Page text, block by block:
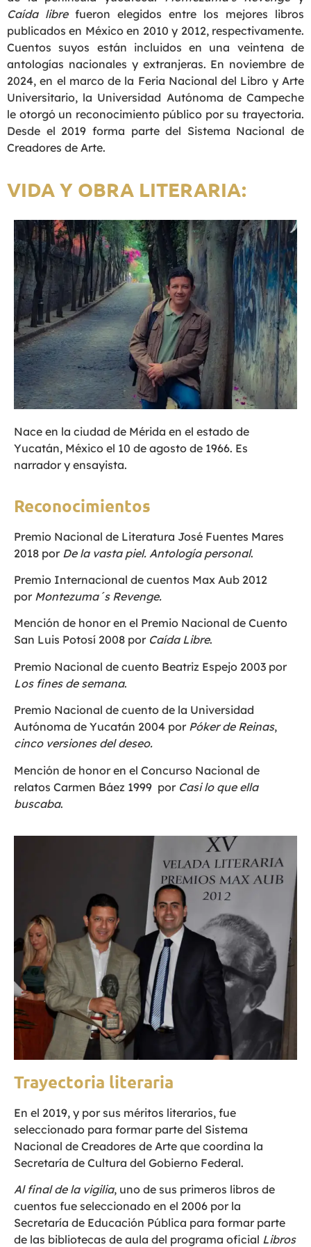
Caída librefueron elegidos entre los mejores libros
publicados en México en 2010 y 2012, respectivamente.
Cuentos suyos están incluidos en una veintena de
antologías nacionales y extranjeras. En noviembre de
2024, en el marco de la Feria Nacional del Libro y Arte
Universitario, la Universidad Autónoma de Campeche
le otorgó un reconocimiento público por su trayectoria.
Desde el 2019 forma parte del Sistema Nacional de
Creadores de Arte.
VIDA Y OBRA LITERARIA:
Nace en la ciudad de Mérida en el estado de
Yucatán, México el 10 de agosto de 1966. Es
narrador y ensayista.
Reconocimientos
Premio Nacional de Literatura José Fuentes Mares
2018 por De la vasta piel. Antología personal.
Premio Internacional de cuentos Max Aub 2012
por Montezuma´s Revenge.
Mención de honor en el Premio Nacional de Cuento
San Luis Potosí 2008 por Caída Libre.
Premio Nacional de cuento Beatriz Espejo 2003 por
Los fines de semana.
Premio Nacional de cuento de la Universidad
Autónoma de Yucatán 2004 por Póker de Reinas,
cinco versiones del deseo.
Mención de honor en el Concurso Nacional de
relatos Carmen Báez 1999 por Casi lo que ella
buscaba.
Trayectoria literaria
En el 2019, y por sus méritos literarios, fue
seleccionado para formar parte del Sistema
Nacional de Creadores de Arte que coordina la
Secretaría de Cultura del Gobierno Federal.
Al final de la vigilia, uno de sus primeros libros de
cuentos fue seleccionado en el 2006 por la
Secretaría de Educación Pública para formar parte
de las bibliotecas de aula del programa oficial Libros